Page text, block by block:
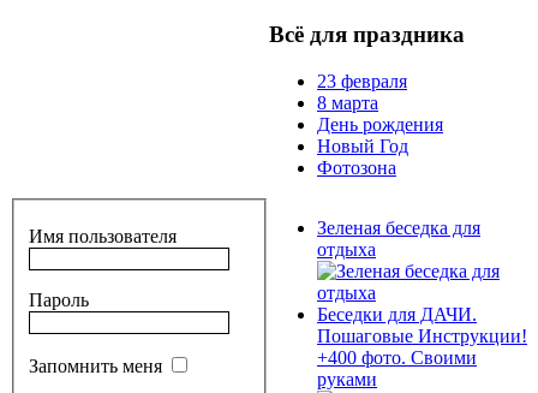
Всё для праздника
23 февраля
8 марта
День рождения
Новый Год
Фотозона
Имя пользователя
Пароль
Запомнить меня
Зеленая беседка для
отдыха
Беседки для ДАЧИ.
Пошаговые Инструкции!
+400 фото. Своими
руками